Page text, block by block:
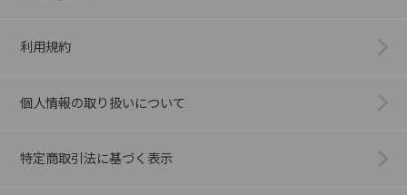
利用規約
個人情報の取り扱いについて
特定商取引法に基づく表示